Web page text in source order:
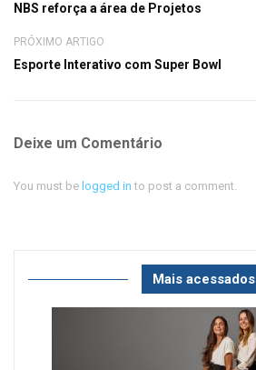
NBS reforça a área de Projetos
PRÓXIMO ARTIGO
Esporte Interativo com Super Bowl
Deixe um Comentário
You must be logged in to post a comment.
Mais acessados